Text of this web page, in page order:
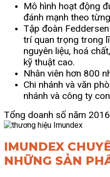
Mô hình hoạt động
đánh mạnh theo
Tập đoàn
trí quan trọng trong
nguyên liệu, hoá
kỹ thuật cao.
Nhân viên hơn 800
Chi nhánh và văn
nhánh và công ty
Tổng doanh số năm
IMUNDEX
NHỮNG SẢN